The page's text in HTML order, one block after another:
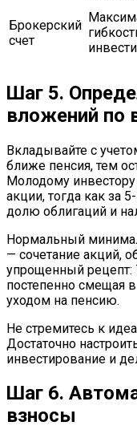
Брокерский
счет
Шаг 5.
вложений по
Вкладывайте с
ближе пенсия, тем
Молодому
акции, тогда как за
долю облигаций и
Нормальный
— сочетание акций,
упрощенный рецепт:
постепенно смещая
уходом на пенсию.
Не стремитесь к
Достаточно
инвестирование и
Шаг 6.
взносы